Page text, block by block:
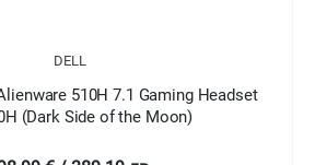
Слушалки Dell Alienware 310H